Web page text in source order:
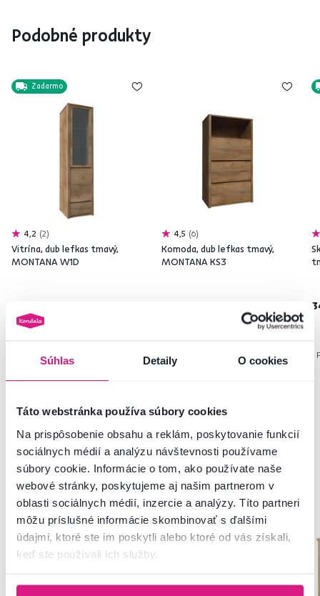
Súhlas Detaily O cookies
Táto webstránka používa súbory cookies
Na prispôsobenie obsahu a reklám, poskytovanie funkcií
sociálnych médií a analýzu návštevnosti používame
súbory cookie. Informácie o tom, ako používate naše
webové stránky, poskytujeme aj našim partnerom v
oblasti sociálnych médií, inzercie a analýzy. Títo partneri
môžu príslušné informácie skombinovať s ďalšími
údajmi, ktoré ste im poskytli alebo ktoré od vás získali,
keď ste používali ich služby.
Podobné produkty
Zadarmo
4,2 2
Vitrína, dub lefkas tmavý,
MONTANA W1D
1 Farba - detailná
4,5 6
Komoda, dub lefkas tmavý,
MONTANA KS3
Často kupované spolu
Zadarmo